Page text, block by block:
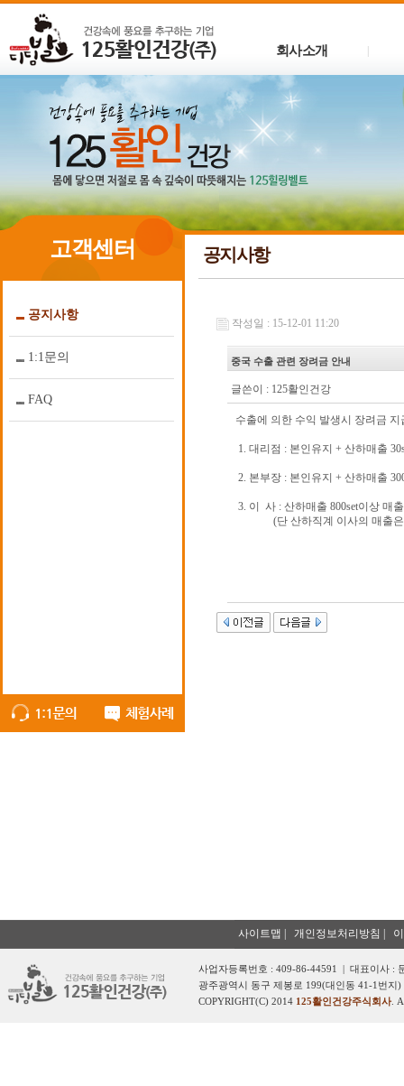
회사소개
고객센터
공지사항
1:1문의
FAQ
공지사항
작성일 : 15-12-01 11:20
중국 수출 관련 장려금 안내
글쓴이 : 125활인건강
수출에 의한 수익 발생시 장려금 지
1. 대리점 : 본인유지 + 산하매출
2. 본부장 : 본인유지 + 산하매출
3. 이 사 : 산하매출 800set이상 매
(단 산하직계 이사의 매출은 1
사이트맵 개인정보처리방침
사업자등록번호 : 409-86-44591 | 대표이사 :
광주광역시 동구 제봉로 199(대인동 41-1번지
COPYRIGHT(C) 2014 125활인건강주식회사.